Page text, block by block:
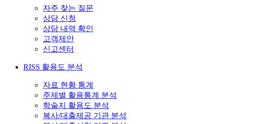
자주 찾는 질문
상담 신청
상담 내역 확인
고객제안
신고센터
RISS 활용도 분석
자료 현황 통계
주제별 활용통계 분석
학술지 활용도 분석
복사/대출제공 기관 분석